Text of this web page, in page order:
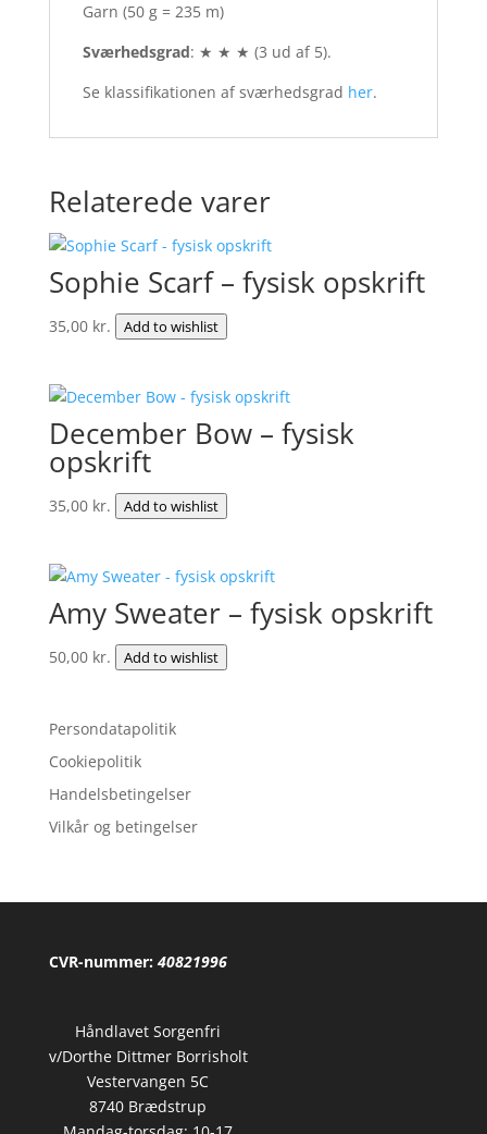
Garn (50 g = 235 m)
Sværhedsgrad: ★ ★ ★ (3 ud af 5).
Se klassifikationen af sværhedsgrad her.
Relaterede varer
Sophie Scarf – fysisk opskrift
35,00 kr. Add to wishlist
December Bow – fysisk
opskrift
35,00 kr. Add to wishlist
Amy Sweater – fysisk opskrift
50,00 kr. Add to wishlist
Persondatapolitik
Cookiepolitik
Handelsbetingelser
Vilkår og betingelser
CVR-nummer: 40821996
Håndlavet Sorgenfri
v/Dorthe Dittmer Borrisholt
Vestervangen 5C
8740 Brædstrup